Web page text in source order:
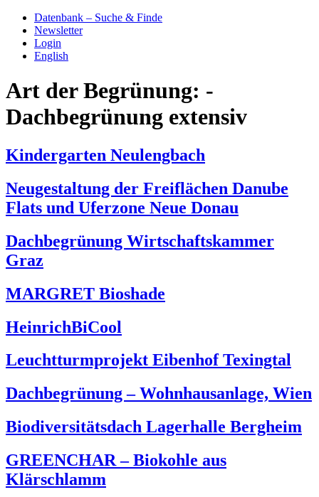
Datenbank – Suche & Finde
Newsletter
Login
English
Art der Begrünung: -
Dachbegrünung extensiv
Kindergarten Neulengbach
Neugestaltung der Freiflächen Danube
Flats und Uferzone Neue Donau
Dachbegrünung Wirtschaftskammer
Graz
MARGRET Bioshade
HeinrichBiCool
Leuchtturmprojekt Eibenhof Texingtal
Dachbegrünung – Wohnhausanlage, Wien
Biodiversitätsdach Lagerhalle Bergheim
GREENCHAR – Biokohle aus
Klärschlamm